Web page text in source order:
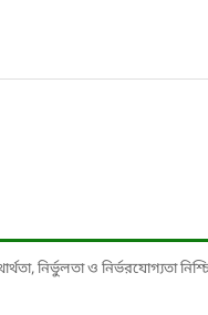
নির্ভুলতা ও নির্ভরযোগ্যতা